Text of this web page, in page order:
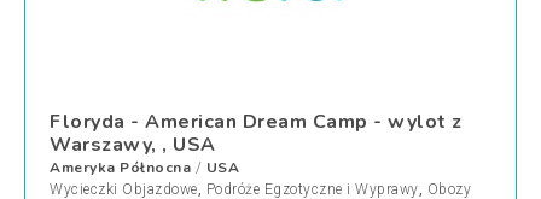
Floryda - American Dream Camp - wylot z
Warszawy, , USA
Ameryka Północna / USA
Wycieczki Objazdowe, Podróże Egzotyczne i Wyprawy, Obozy